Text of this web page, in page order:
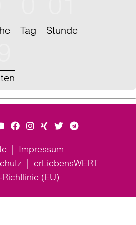
Tag Stunde
Impressum
erLiebensWERT
(EU)